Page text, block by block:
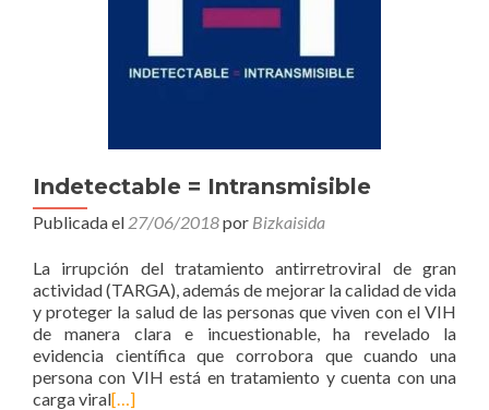
Indetectable = Intransmisible
Publicada el 27/06/2018por Bizkaisida
La irrupción del tratamiento antirretroviral de gran
actividad (TARGA), además de mejorar la calidad de vida
y proteger la salud de las personas que viven con el VIH
de manera clara e incuestionable, ha revelado la
evidencia científica que corrobora que cuando una
persona con VIH está en tratamiento y cuenta con una
carga viral[…]